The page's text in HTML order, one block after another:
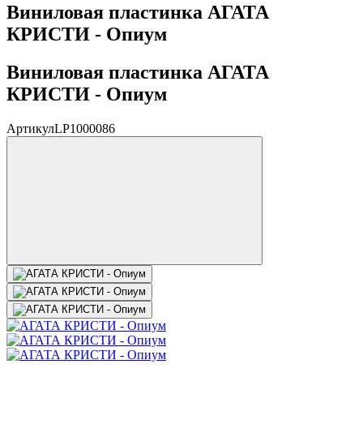
Виниловая пластинка АГАТА
КРИСТИ - Опиум
Виниловая пластинка АГАТА
КРИСТИ - Опиум
АртикулLP1000086